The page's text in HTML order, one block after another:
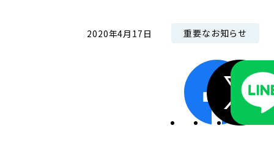
2020年4月17日 重要なお知らせ